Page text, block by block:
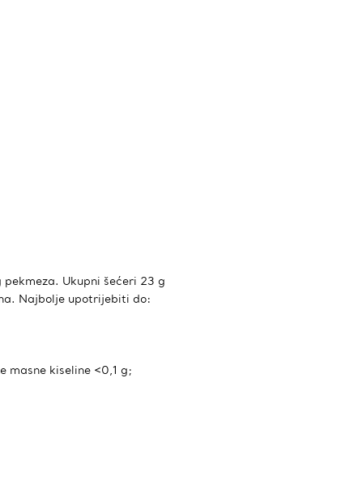
Ukupni šećeri 23 g
Najbolje upotrijebiti do:
masne kiseline <0,1 g;